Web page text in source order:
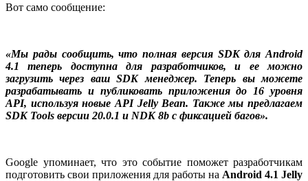
Вот само сообщение:
«Мы рады сообщить, что полная версия SDK для Android
4.1 теперь доступна для разработчиков, и ее можно
загрузить через ваш SDK менеджер. Теперь вы можете
разрабатывать и публиковать приложения до 16 уровня
API, используя новые API Jelly Bean. Также мы предлагаем
SDK Tools версии 20.0.1 и NDK 8b с фиксацией багов».
Google упоминает, что это событие поможет разработчикам
подготовить свои приложения для работы на Android 4.1 Jelly